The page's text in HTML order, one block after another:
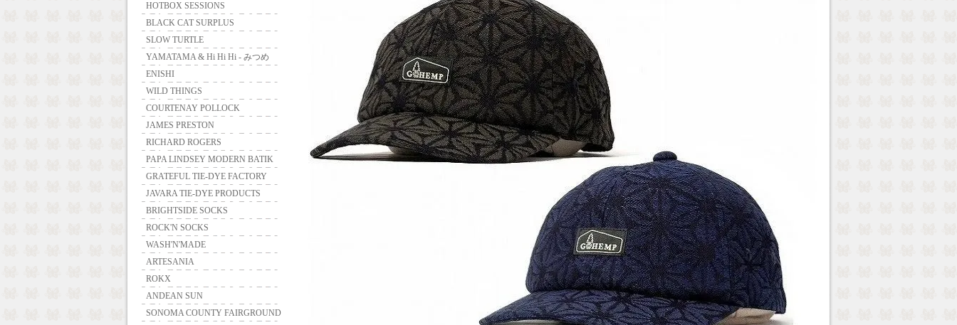
HOTBOX SESSIONS
BLACK CAT SURPLUS
SLOW TURTLE
YAMATAMA & Hi Hi Hi - みつめ
ENISHI
WILD THINGS
COURTENAY POLLOCK
JAMES PRESTON
RICHARD ROGERS
PAPA LINDSEY MODERN BATIK
GRATEFUL TIE-DYE FACTORY
JAVARA TIE-DYE PRODUCTS
BRIGHTSIDE SOCKS
ROCK'N SOCKS
WASH'N'MADE
ARTESANIA
ROKX
ANDEAN SUN
SONOMA COUNTY FAIRGROUND